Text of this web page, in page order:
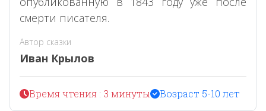
смерти писателя.
Автор сказки
Иван Крылов
Время чтения : 3 минуты Возраст 5-10 лет